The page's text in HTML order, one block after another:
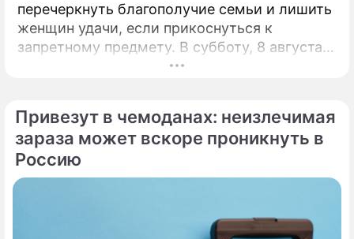
перечеркнуть благополучие семьи и лишить
женщин удачи, если прикоснуться к
запретному предмету. В субботу, 8 августа,
православная церковь молитвенно чтит
Никомидийских.
Привезут в чемоданах: неизлечимая
зараза может вскоре проникнуть в
Россию